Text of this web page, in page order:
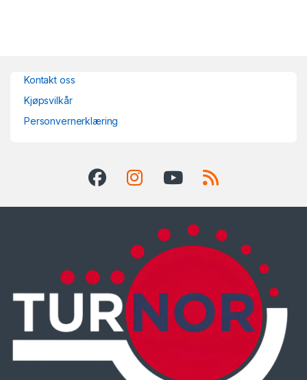
Kontakt oss
Kjøpsvilkår
Personvernerklæring